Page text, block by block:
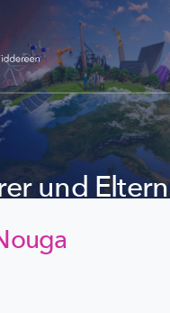
und Eltern